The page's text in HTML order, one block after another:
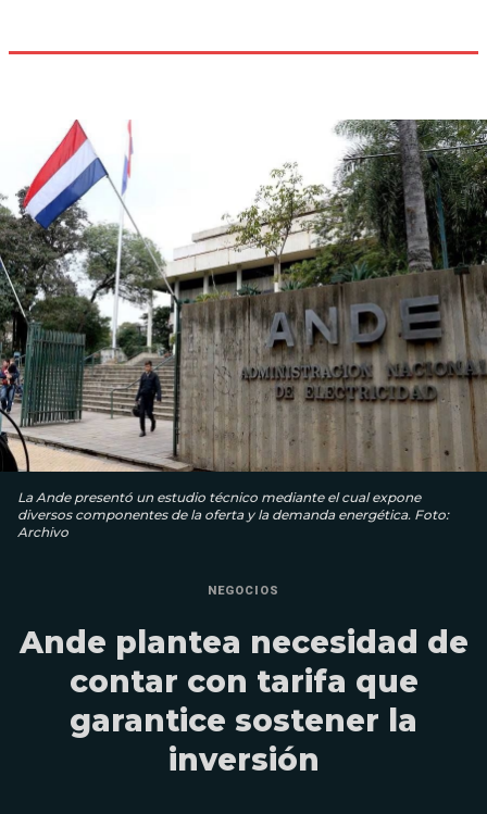
La Ande presentó un estudio técnico mediante el cual expone
diversos componentes de la oferta y la demanda energética. Foto:
Archivo
NEGOCIOS
Ande plantea necesidad de
contar con tarifa que
garantice sostener la
inversión